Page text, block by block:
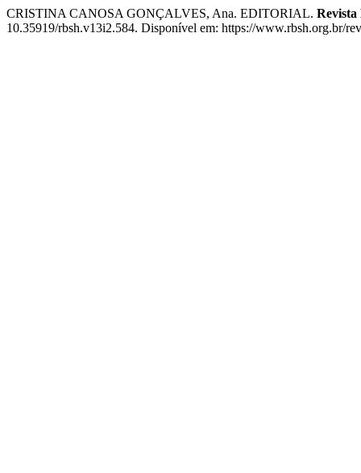
CRISTINA CANOSA GONÇALVES, Ana. EDITORIAL. Revista
10.35919/rbsh.v13i2.584. Disponível em: https://www.rbsh.org.br/